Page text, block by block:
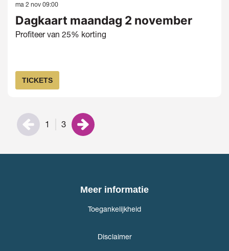
Dagkaart maandag 2 november
Profiteer van 25% korting
ma 2 nov 09:00
TICKETS
1 3
Meer informatie
Toegankelijkheid
Disclaimer